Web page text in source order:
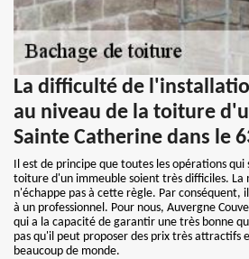
La difficulté de
au niveau de la toiture
Sainte Catherine dans le
Il est de principe que toutes les opérations qui
toiture d'un immeuble soient très difficiles. La
n'échappe pas à cette règle. Par conséquent,
à un professionnel. Pour nous, Auvergne
qui a la capacité de garantir une très bonne
pas qu'il peut proposer des prix très attractifs
beaucoup de monde.